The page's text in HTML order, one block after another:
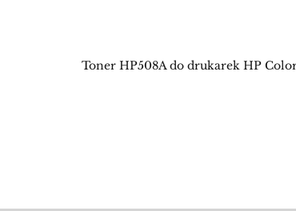
Toner HP508A do drukarek HP